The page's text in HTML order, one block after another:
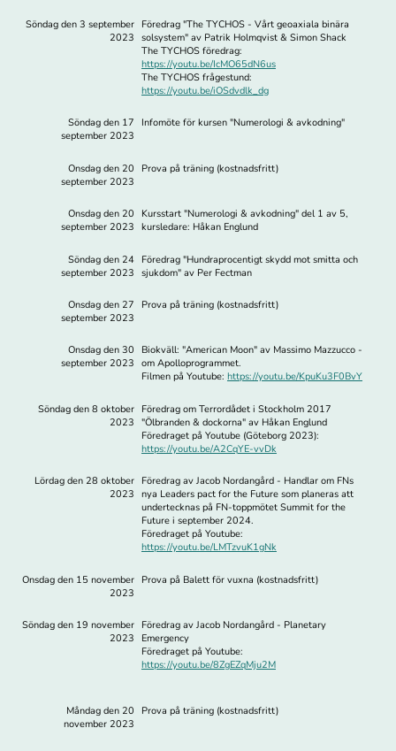
Söndag den 3 september
2023
Föredrag "The TYCHOS - Vårt geoaxiala binära
solsystem" av Patrik Holmqvist & Simon Shack
The TYCHOS föredrag:
https://youtu.be/IcMO65dN6us
The TYCHOS frågestund:
https://youtu.be/iOSdvdlk_dg
Söndag den 17
september 2023
Infomöte för kursen "Numerologi & avkodning"
Onsdag den 20
september 2023
Prova på träning (kostnadsfritt)
Onsdag den 20
september 2023
Kursstart "Numerologi & avkodning" del 1 av 5,
kursledare: Håkan Englund
Söndag den 24
september 2023
Föredrag "Hundraprocentigt skydd mot smitta och
sjukdom" av Per Fectman
Onsdag den 27
september 2023
Prova på träning (kostnadsfritt)
Onsdag den 30
september 2023
Biokväll: "American Moon" av Massimo Mazzucco -
om Apolloprogrammet.
Filmen på Youtube: https://youtu.be/KpuKu3F0BvY
Söndag den 8 oktober
2023
Föredrag om Terrordådet i Stockholm 2017
"Ölbranden & dockorna" av Håkan Englund
Föredraget på Youtube (Göteborg 2023):
https://youtu.be/A2CqYE-vvDk
Lördag den 28 oktober
2023
Föredrag av Jacob Nordangård - Handlar om FNs
nya Leaders pact for the Future som planeras att
undertecknas på FN-toppmötet Summit for the
Future i september 2024.
Föredraget på Youtube:
https://youtu.be/LMTzvuK1gNk
Onsdag den 15 november
2023
Prova på Balett för vuxna (kostnadsfritt)
Söndag den 19 november
2023
Föredrag av Jacob Nordangård - Planetary
Emergency
Föredraget på Youtube:
https://youtu.be/8ZgEZqMju2M
Måndag den 20
november 2023
Prova på träning (kostnadsfritt)